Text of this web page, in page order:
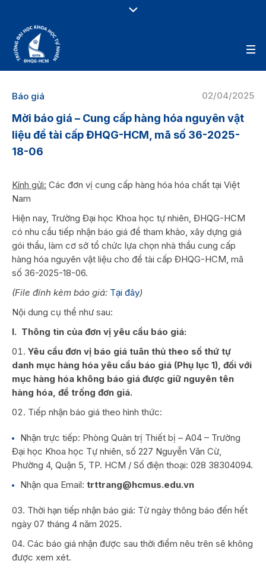
02/04/2025
Báo giá
Mời báo giá – Cung cấp hàng hóa nguyên vật
liệu đề tài cấp ĐHQG-HCM, mã số 36-2025-
18-06
Kính gửi: Các đơn vị cung cấp hàng hóa hóa chất tại Việt
Nam
Hiện nay, Trường Đại học Khoa học tự nhiên, ĐHQG-HCM
có nhu cầu tiếp nhận báo giá để tham khảo, xây dựng giá
gói thầu, làm cơ sở tổ chức lựa chọn nhà thầu cung cấp
hàng hóa nguyên vật liệu cho đề tài cấp ĐHQG-HCM, mã
số 36-2025-18-06.
(File đính kèm báo giá: Tại đây)
Nội dung cụ thể như sau:
I. Thông tin của đơn vị yêu cầu báo giá:
Yêu cầu đơn vị báo giá tuân thủ theo số thứ tự
danh mục hàng hóa yêu cầu báo giá (Phụ lục 1), đối với
mục hàng hóa không báo giá được giữ nguyên tên
hàng hóa, để trống đơn giá.
Tiếp nhận báo giá theo hình thức:
Nhận trực tiếp: Phòng Quản trị Thiết bị – A04 – Trường
Đại học Khoa học Tự nhiên, số 227 Nguyễn Văn Cừ,
Phường 4, Quận 5, TP. HCM / Số điện thoại: 028 38304094.
Nhận qua Email: trttrang@hcmus.edu.vn
Thời hạn tiếp nhận báo giá: Từ ngày thông báo đến hết
ngày 07 tháng 4 năm 2025.
Các báo giá nhận được sau thời điểm nêu trên sẽ không
được xem xét.